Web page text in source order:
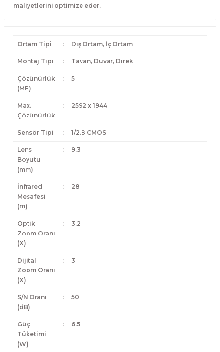
maliyetlerini optimize eder.
Ortam Tipi : Dış Ortam, İç Ortam
Montaj Tipi : Tavan, Duvar, Direk
Çözünürlük
(MP)
: 5
Max.
Çözünürlük
: 2592 x 1944
Sensör Tipi : 1/2.8 CMOS
Lens
Boyutu
(mm)
: 9.3
İnfrared
Mesafesi
(m)
: 28
Optik
Zoom Oranı
(X)
: 3.2
Dijital
Zoom Oranı
(X)
: 3
S/N Oranı
(dB)
: 50
Güç
Tüketimi
(W)
: 6.5